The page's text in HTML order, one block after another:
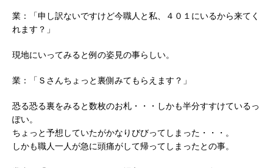
業：「申し訳ないですけど今職人と私、４０１にいるから来てく
れます？」
現地にいってみると例の姿見の事らしい。
業：「Ｓさんちょっと裏側みてもらえます？」
恐る恐る裏をみると数枚のお札・・・しかも半分すすけているっ
ぽい。
ちょっと予想していたがかなりびびってしまった・・・。
しかも職人一人が急に頭痛がして帰ってしまったとの事。